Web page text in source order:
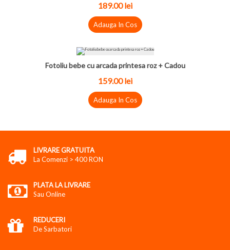
189.00 lei
Adauga In Cos
Fotoliu bebe cu arcada printesa roz + Cadou
159.00 lei
Adauga In Cos
LIVRARE GRATUITA
La Comenzi > 400 RON
PLATA LA LIVRARE
Sau Online
REDUCERI
De Sarbatori